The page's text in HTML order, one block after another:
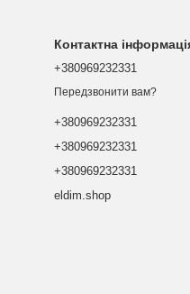
Контактна
+380969232331
Передзвонити вам?
+380969232331
+380969232331
+380969232331
eldim.shop